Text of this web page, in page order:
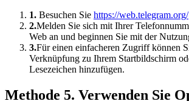
1. Besuchen Sie https://web.telegram.org/
2.Melden Sie sich mit Ihrer
Web an und beginnen Sie mit der
3.Für einen einfacheren Zugriff können
Verknüpfung zu Ihrem Startbildschirm
Lesezeichen hinzufügen.
Methode 5. Verwenden Sie